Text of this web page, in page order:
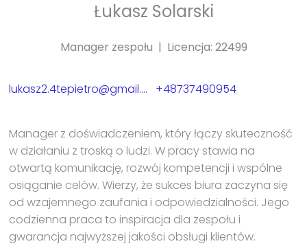
Łukasz Solarski
Manager zespołu | Licencja: 22499
lukasz2.4tepietro@gmail.com +48737490954
Manager z doświadczeniem, który łączy skuteczność
w działaniu z troską o ludzi. W pracy stawia na
otwartą komunikację, rozwój kompetencji i wspólne
osiąganie celów. Wierzy, że sukces biura zaczyna się
od wzajemnego zaufania i odpowiedzialności. Jego
codzienna praca to inspiracja dla zespołu i
gwarancja najwyższej jakości obsługi klientów.